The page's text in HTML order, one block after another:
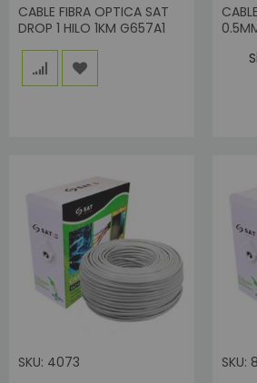
CABLE FIBRA OPTICA SAT
DROP 1 HILO 1KM G657A1
SKU: 4073
SKU: